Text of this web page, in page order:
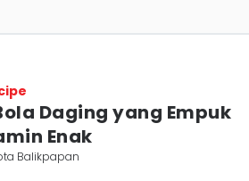
Daging yang Empuk
Enak
Balikpapan